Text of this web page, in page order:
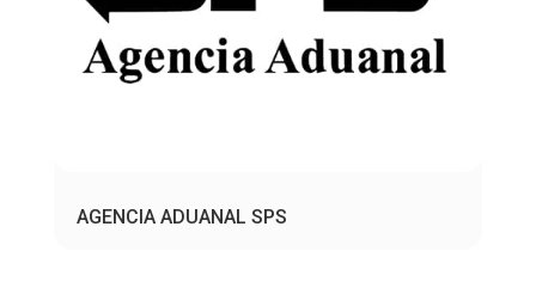
AGENCIA ADUANAL SPS